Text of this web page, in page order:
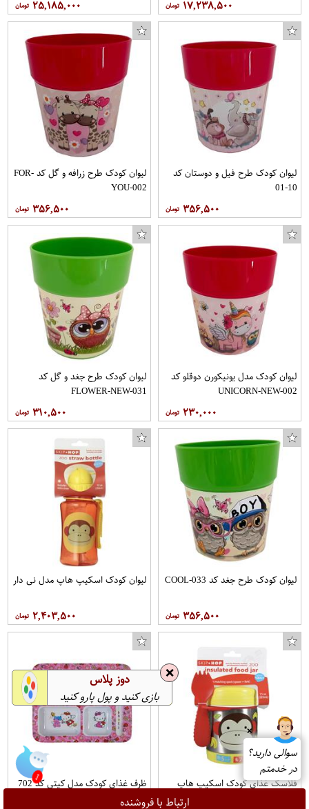
ارتباط با فروشنده
۱۷,۲۳۸,۵۰۰ ۲۵,۱۸۵,۰۰۰
لیوان کودک طرح فیل و دوستان کد
10-01
۳۵۶,۵۰۰
لیوان کودک طرح زرافه و گل کد FOR-
YOU-002
۳۵۶,۵۰۰
لیوان کودک مدل یونیکورن دوقلو کد
UNICORN-NEW-002
۲۳۰,۰۰۰
لیوان کودک طرح جغد و گل کد
FLOWER-NEW-031
۳۱۰,۵۰۰
لیوان کودک طرح جغد کد COOL-033
۳۵۶,۵۰۰
لیوان کودک اسکیپ هاپ مدل نی دار
۲,۴۰۳,۵۰۰
فلاسک غذای کودک اسکیپ هاپ
ظرف غذای کودک مدل کیتی کد 702
❌
سوالی دارید؟
در خدمتم
1
❌ دوز پلاس
بازی کنید و پول پارو کنید